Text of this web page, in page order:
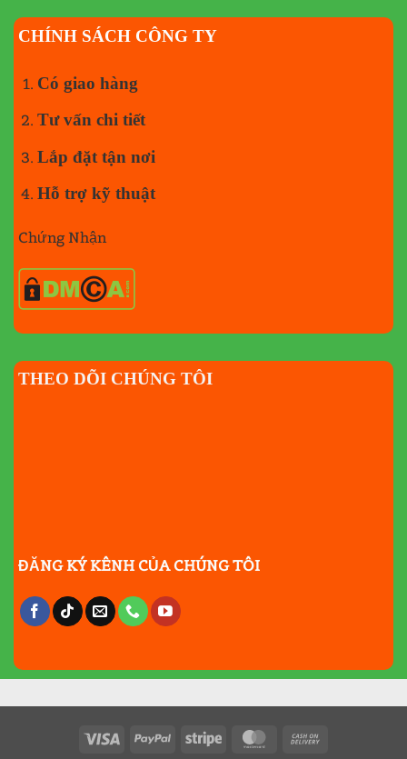
CHÍNH SÁCH CÔNG TY
Có giao hàng
Tư vấn chi tiết
Lắp đặt tận nơi
Hỗ trợ kỹ thuật
Chứng Nhận
THEO DÕI CHÚNG TÔI
ĐĂNG KÝ KÊNH CỦA CHÚNG TÔI
Visa PayPal Stripe MasterCard